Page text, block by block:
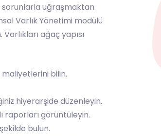
uğraşmaktan
Varlık Yönetimi modülü
ağaç yapısı
maliyetlerini bilin.
hiyerarşide düzenleyin.
raporları görüntüleyin.
bulun.